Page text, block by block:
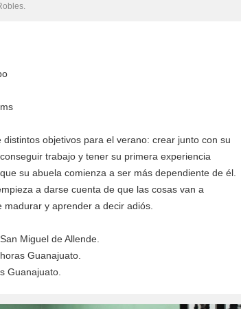
objetivos para el verano: crear junto con su
trabajo y tener su primera experiencia
su abuela comienza a ser más dependiente de él.
a darse cuenta de que las cosas van a
y aprender a decir adiós.
Miguel de Allende.
Guanajuato.
Guanajuato.